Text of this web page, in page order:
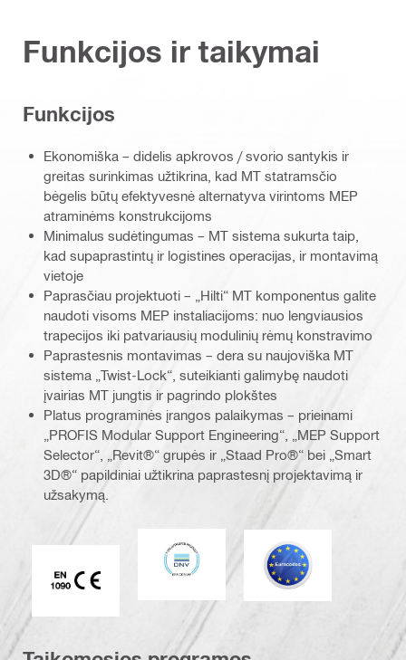
Funkcijos ir taikymai
Funkcijos
Ekonomiška – didelis apkrovos / svorio santykis ir
greitas surinkimas užtikrina, kad MT statramsčio
bėgelis būtų efektyvesnė alternatyva virintoms MEP
atraminėms konstrukcijoms
Minimalus sudėtingumas – MT sistema sukurta taip,
kad supaprastintų ir logistines operacijas, ir montavimą
vietoje
Paprasčiau projektuoti – „Hilti“ MT komponentus galite
naudoti visoms MEP instaliacijoms: nuo lengviausios
trapecijos iki patvariausių modulinių rėmų konstravimo
Paprastesnis montavimas – dera su naujoviška MT
sistema „Twist-Lock“, suteikianti galimybę naudoti
įvairias MT jungtis ir pagrindo plokštes
Platus programinės įrangos palaikymas – prieinami
„PROFIS Modular Support Engineering“, „MEP Support
Selector“, „Revit®“ grupės ir „Staad Pro®“ bei „Smart
3D®“ papildiniai užtikrina paprastesnį projektavimą ir
užsakymą.
CE EN 1090 ženklas
DNV Eurokodas